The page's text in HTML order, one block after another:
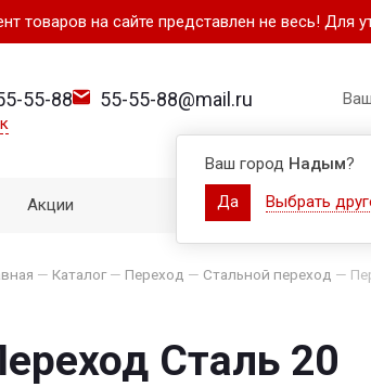
товаров на сайте представлен не весь!
55-88 55-55-88@mail.ru
Ваш город Надым?
Да
Выбрать
Акции Как купить
— Каталог — Переход — Стальной переход —
Сталь 20